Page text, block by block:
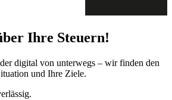
Ihre Steuern!
digital von unterwegs – wir finden den
und Ihre Ziele.